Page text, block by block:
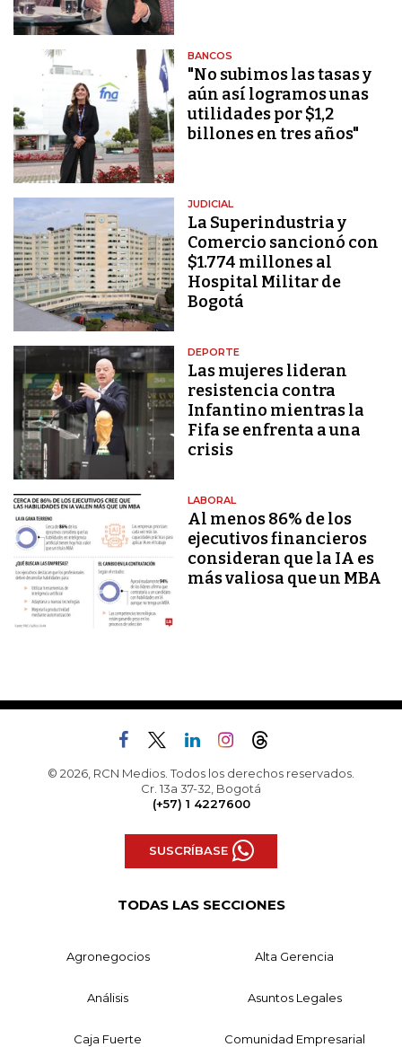
BANCOS
"No subimos las tasas y
aún así logramos unas
utilidades por $1,2
billones en tres años"
JUDICIAL
La Superindustria y
Comercio sancionó con
$1.774 millones al
Hospital Militar de
Bogotá
DEPORTE
Las mujeres lideran
resistencia contra
Infantino mientras la
Fifa se enfrenta a una
crisis
LABORAL
Al menos 86% de los
ejecutivos financieros
consideran que la IA es
más valiosa que un MBA
© 2026, RCN Medios. Todos los derechos reservados.
Cr. 13a 37-32, Bogotá
(+57) 1 4227600
SUSCRÍBASE
TODAS LAS SECCIONES
Agronegocios Alta Gerencia
Análisis Asuntos Legales
Caja Fuerte Comunidad Empresarial